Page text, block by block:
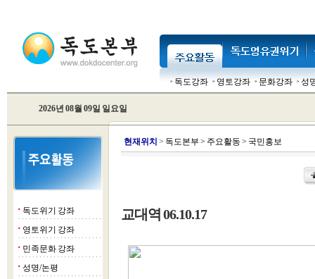
독도강좌 영토강좌 문화강좌 성
2026년 08월 09일 일요일
■ 독도위기 강좌
■ 영토위기 강좌
■ 민족문화 강좌
■ 성명/논평
현재위치 > 독도본부 > 주요활동 > 국민홍보
교대역 06.10.17